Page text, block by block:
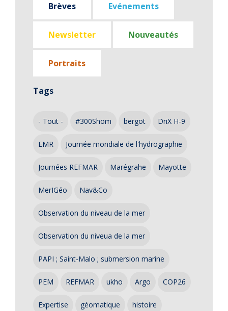
Brèves Evénements
Newsletter Nouveautés
Portraits
Tags
- Tout - #300Shom bergot DriX H-9
EMR Journée mondiale de l'hydrographie
Journées REFMAR Marégrahe Mayotte
MerIGéo Nav&Co
Observation du niveau de la mer
Observation du niveua de la mer
PAPI ; Saint-Malo ; submersion marine
PEM REFMAR ukho Argo COP26
Expertise géomatique histoire